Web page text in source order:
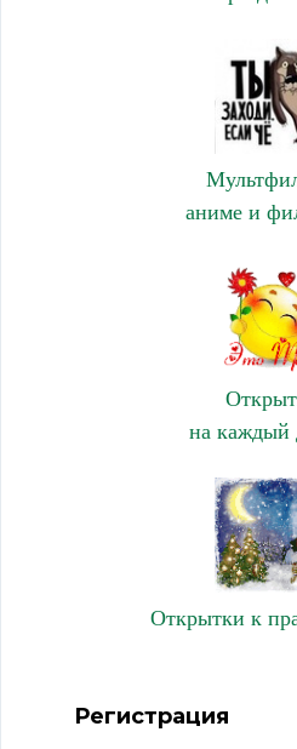
аниме и
на каждый
Открытки к
Регистрация